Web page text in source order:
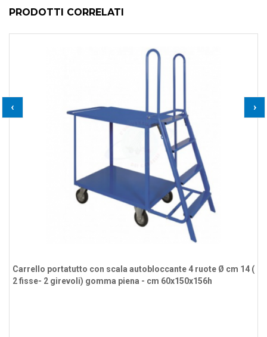
PRODOTTI CORRELATI
‹ ›
Carrello portatutto con scala autobloccante 4 ruote Ø cm 14 (
2 fisse- 2 girevoli) gomma piena - cm 60x150x156h